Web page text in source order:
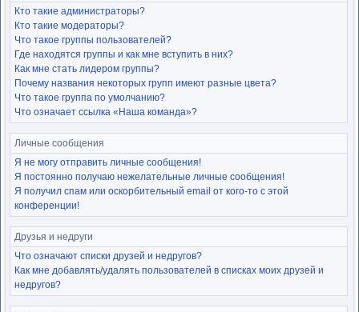
Кто такие администраторы?
Кто такие модераторы?
Что такое группы пользователей?
Где находятся группы и как мне вступить в них?
Как мне стать лидером группы?
Почему названия некоторых групп имеют разные цвета?
Что такое группа по умолчанию?
Что означает ссылка «Наша команда»?
Личные сообщения
Я не могу отправить личные сообщения!
Я постоянно получаю нежелательные личные сообщения!
Я получил спам или оскорбительный email от кого-то с этой
конференции!
Друзья и недруги
Что означают списки друзей и недругов?
Как мне добавлять/удалять пользователей в списках моих друзей и
недругов?